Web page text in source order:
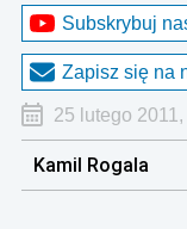
Subskrybuj
Zapisz się na
25 lutego
Kamil Rogala